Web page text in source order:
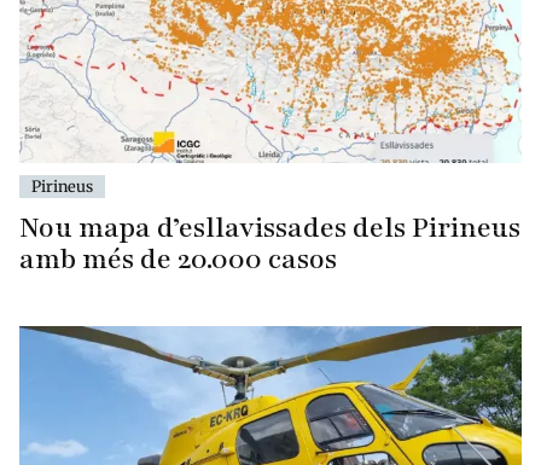
Pirineus
Nou mapa d’esllavissades dels Pirineus
amb més de 20.000 casos